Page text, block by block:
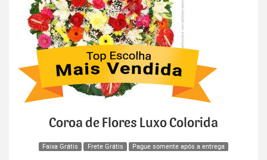
Coroa de Flores Luxo Colorida
Faixa Grátis Frete Grátis Pague somente após a entrega